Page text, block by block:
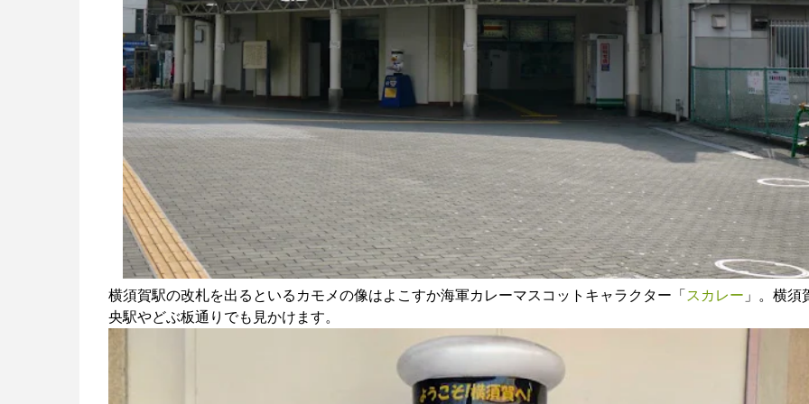
横須賀駅の改札を出るといるカモメの像はよこすか海軍カレーマスコットキャラクター「 スカレー 」。横須
央駅やどぶ板通りでも見かけます。